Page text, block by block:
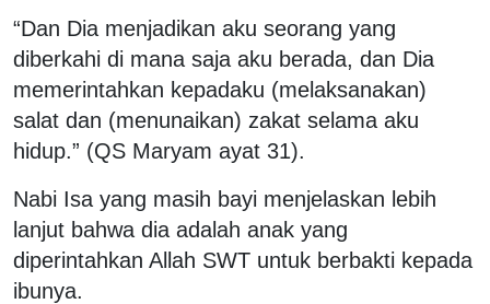
“Dan Dia menjadikan aku seorang yang
diberkahi di mana saja aku berada, dan Dia
memerintahkan kepadaku (melaksanakan)
salat dan (menunaikan) zakat selama aku
hidup.” (QS Maryam ayat 31).
Nabi Isa yang masih bayi menjelaskan lebih
lanjut bahwa dia adalah anak yang
diperintahkan Allah SWT untuk berbakti kepada
ibunya.